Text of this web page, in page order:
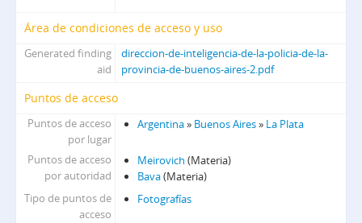
Área de condiciones de acceso y uso
Generated finding
aid
direccion-de-inteligencia-de-la-policia-de-la-
provincia-de-buenos-aires-2.pdf
Puntos de acceso
Puntos de acceso
por lugar
Argentina» Buenos Aires» La Plata
Puntos de acceso
por autoridad
Meirovich (Materia)
Bava(Materia)
Tipo de puntos de
acceso
Fotografías